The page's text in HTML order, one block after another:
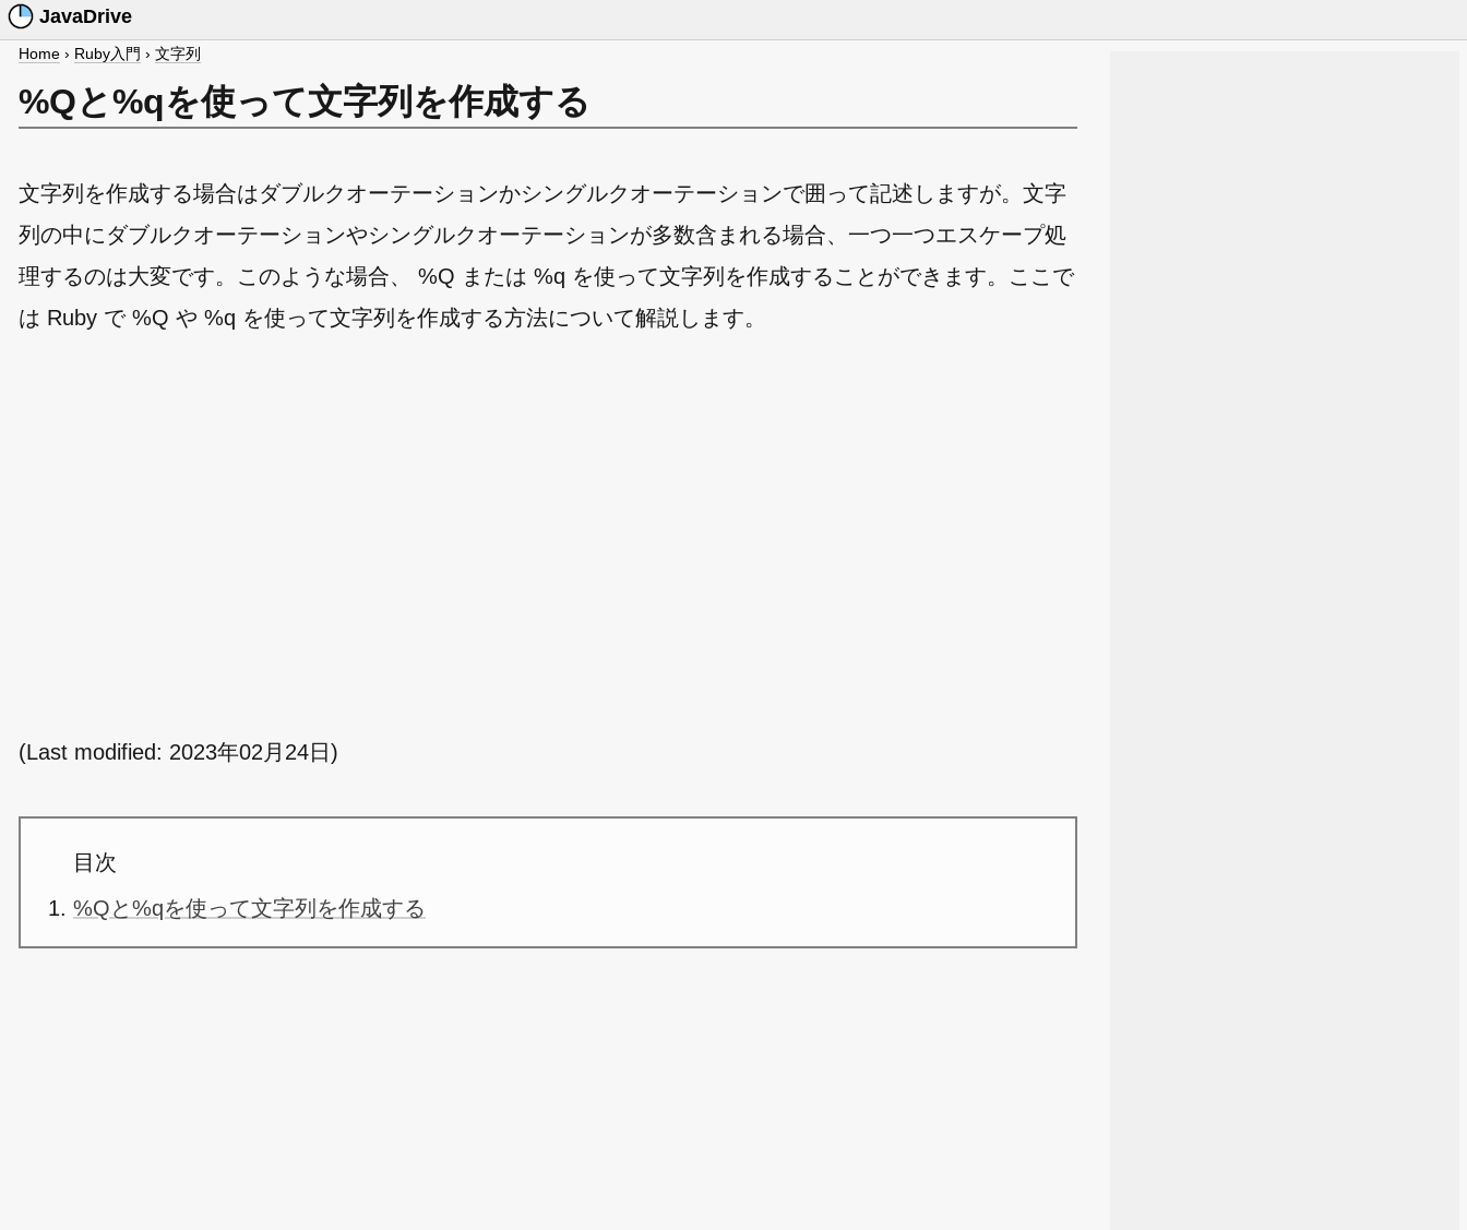
JavaDrive
Home › Ruby入門 › 文字列
%Qと%qを使って文字列を作成する
文字列を作成する場合はダブルクオーテーションかシングルクオーテーションで囲って記述しますが。文字
列の中にダブルクオーテーションやシングルクオーテーションが多数含まれる場合、一つ一つエスケープ処
理するのは大変です。このような場合、 %Q または %q を使って文字列を作成することができます。ここで
は Ruby で %Q や %q を使って文字列を作成する方法について解説します。
(Last modified: 2023年02月24日 )
目次
%Qと%qを使って文字列を作成する